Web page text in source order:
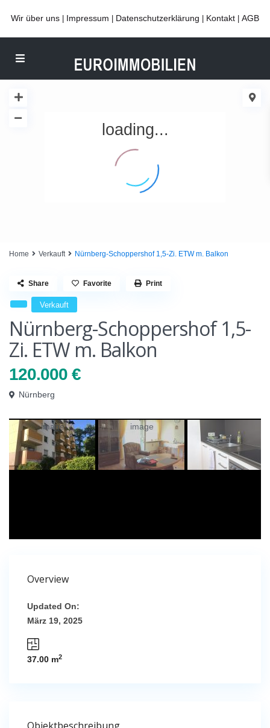
Wir über uns Impressum Datenschutzerklärung Kontakt AGB
loading...
Home Verkauft Nürnberg-Schoppershof 1,5-Zi. ETW m. Balkon
Verkauft
Nürnberg-Schoppershof 1,5-
Zi. ETW m. Balkon
120.000 €
Nürnberg
Share Favorite Print
Overview
Updated On:
März 19, 2025
37.00 m2